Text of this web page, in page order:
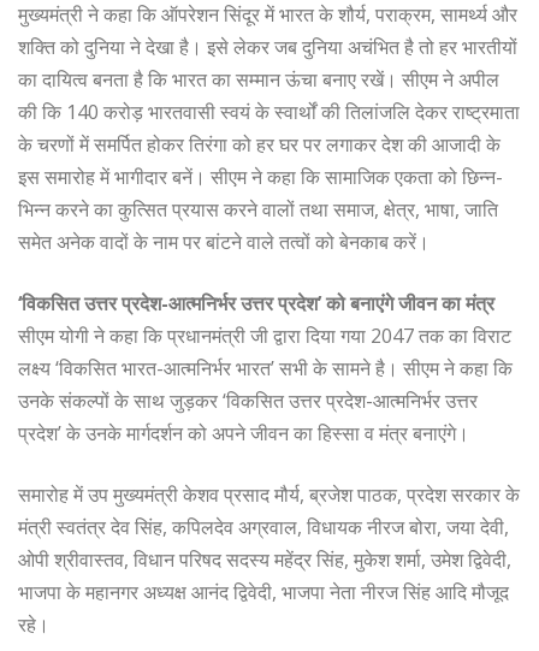
मुख्यमंत्री ने कहा कि ऑपरेशन सिंदूर में भारत के शौर्य, पराक्रम, सामर्थ्य और
शक्ति को दुनिया ने देखा है। इसे लेकर जब दुनिया अचंभित है तो हर भारतीयों
का दायित्व बनता है कि भारत का सम्मान ऊंचा बनाए रखें। सीएम ने अपील
की कि 140 करोड़ भारतवासी स्वयं के स्वार्थों की तिलांजलि देकर राष्ट्रमाता
के चरणों में समर्पित होकर तिरंगा को हर घर पर लगाकर देश की आजादी के
इस समारोह में भागीदार बनें। सीएम ने कहा कि सामाजिक एकता को छिन्न-
भिन्न करने का कुत्सित प्रयास करने वालों तथा समाज, क्षेत्र, भाषा, जाति
समेत अनेक वादों के नाम पर बांटने वाले तत्वों को बेनकाब करें।
‘विकसित उत्तर प्रदेश-आत्मनिर्भर उत्तर प्रदेश’ को बनाएंगे जीवन का मंत्र
सीएम योगी ने कहा कि प्रधानमंत्री जी द्वारा दिया गया 2047 तक का विराट
लक्ष्य ‘विकसित भारत-आत्मनिर्भर भारत’ सभी के सामने है। सीएम ने कहा कि
उनके संकल्पों के साथ जुड़कर ‘विकसित उत्तर प्रदेश-आत्मनिर्भर उत्तर
प्रदेश’ के उनके मार्गदर्शन को अपने जीवन का हिस्सा व मंत्र बनाएंगे।
समारोह में उप मुख्यमंत्री केशव प्रसाद मौर्य, ब्रजेश पाठक, प्रदेश सरकार के
मंत्री स्वतंत्र देव सिंह, कपिलदेव अग्रवाल, विधायक नीरज बोरा, जया देवी,
ओपी श्रीवास्तव, विधान परिषद सदस्य महेंद्र सिंह, मुकेश शर्मा, उमेश द्विवेदी,
भाजपा के महानगर अध्यक्ष आनंद द्विवेदी, भाजपा नेता नीरज सिंह आदि मौजूद
रहे।